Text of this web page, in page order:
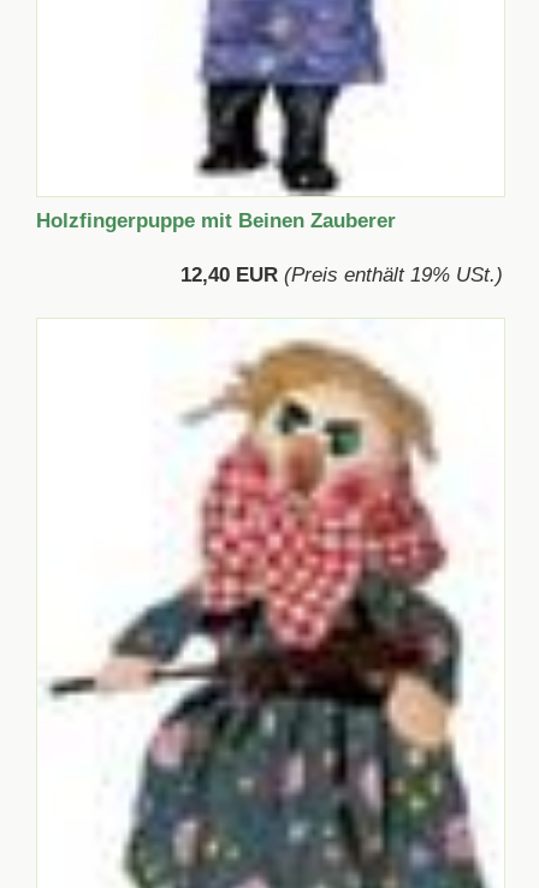
Holzfingerpuppe mit Beinen Zauberer
12,40 EUR (Preis enthält 19% USt.)